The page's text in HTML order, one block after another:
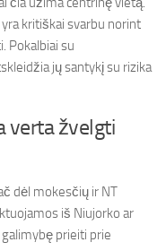
yra kritiškai svarbu norint
Pokalbiai su
jų santykį su rizika
verta žvelgti
dėl mokesčių ir NT
iš Niujorko ar
prieiti prie